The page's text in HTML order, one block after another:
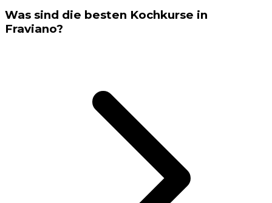
Was sind die besten Kochkurse in
Fraviano?